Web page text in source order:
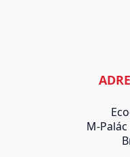
M-